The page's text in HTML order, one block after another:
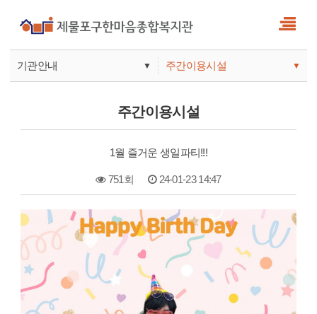
기관안내 ▼
기관안내
주간이용시설 ▼
주간보호
주간이용시설
1월 즐거운 생일파티!!!
751회 24-01-23 14:47
본문